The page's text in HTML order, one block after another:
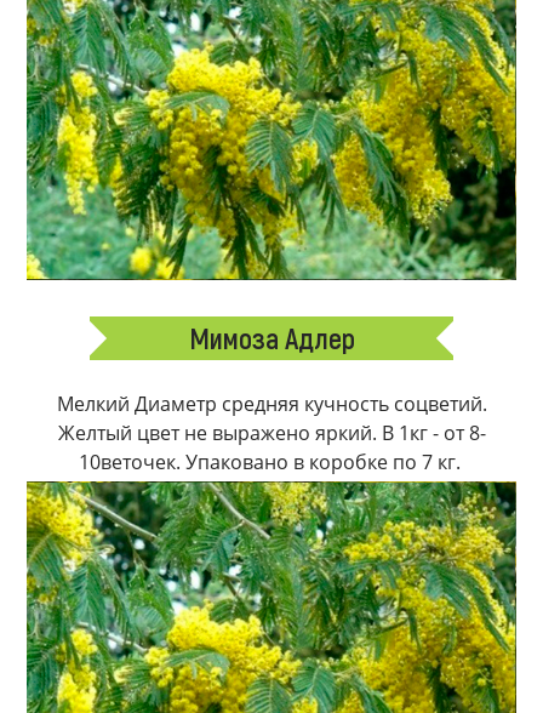
Мимоза Адлер
Мелкий Диаметр средняя кучность соцветий.
Желтый цвет не выражено яркий. В 1кг - от 8-
10веточек. Упаковано в коробке по 7 кг.